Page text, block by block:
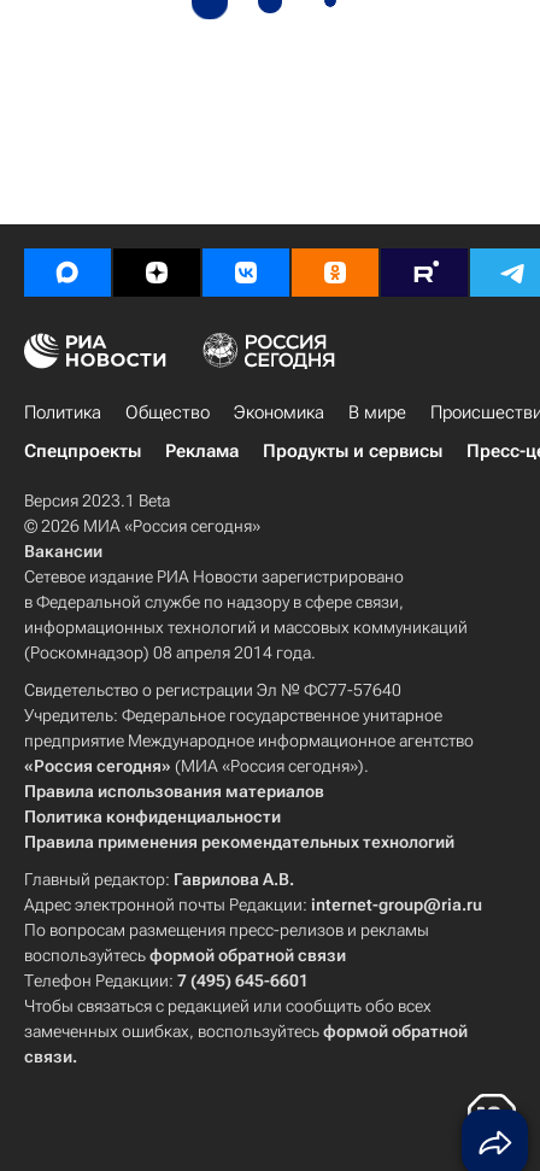
Политика Общество Экономика В мире
Спецпроекты
Реклама Продукты и сервисы Пресс-
Версия 2023.1 Beta
© 2026 МИА «Россия сегодня»
Вакансии
Сетевое издание РИА Новости зарегистрировано
в Федеральной службе по надзору в сфере связи,
информационных технологий и массовых коммуникаций
(Роскомнадзор) 08 апреля 2014 года.
Свидетельство о регистрации Эл № ФС77-57640
Учредитель: Федеральное государственное унитарное
предприятие Международное информационное агентство
«Россия сегодня» (МИА «Россия сегодня»).
Правила использования материалов
Политика конфиденциальности
Правила применения рекомендательных технологий
Главный редактор: Гаврилова А.В.
Адрес электронной почты Редакции: internet-group@ria.ru
По вопросам размещения пресс-релизов и рекламы
воспользуйтесьформой обратной связи
Телефон Редакции: 7 (495) 645-6601
Чтобы связаться с редакцией или сообщить обо всех
замеченных ошибках, воспользуйтесьформой обратной
связи.